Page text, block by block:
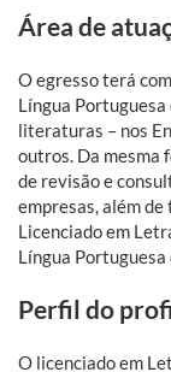
Área de
Oegresso terá
Língua
literaturas – nos
outros. Da mesma
de revisão e
empresas, além
Licenciado em
Língua Portuguesa
Perfil do
O licenciado em